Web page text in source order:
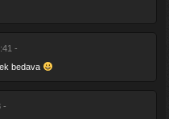
-
bedava
-